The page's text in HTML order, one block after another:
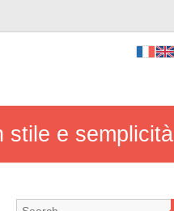
stile e semplicità